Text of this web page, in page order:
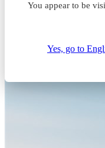
You appear to be
Yes, go to
Kolejna
Hillwood